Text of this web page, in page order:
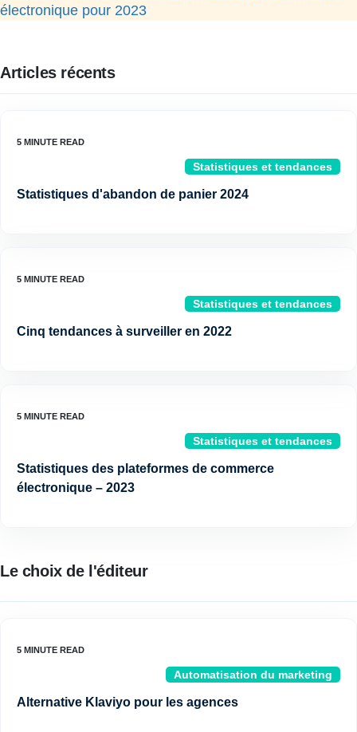
électronique pour 2023
Articles récents
Statistiques et tendances
Statistiques d'abandon de panier 2024
Statistiques et tendances
Cinq tendances à surveiller en 2022
Statistiques et tendances
Statistiques des plateformes de commerce
électronique – 2023
Le choix de l'éditeur
Automatisation du marketing
Alternative Klaviyo pour les agences